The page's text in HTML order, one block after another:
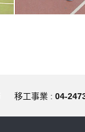
移工事業 : 04-